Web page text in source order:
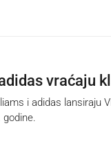
vraćaju
i adidas lansiraju